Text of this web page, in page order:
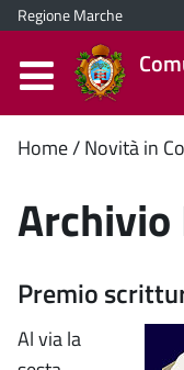
Regione Marche
Home Novità in
Premio
Al via la